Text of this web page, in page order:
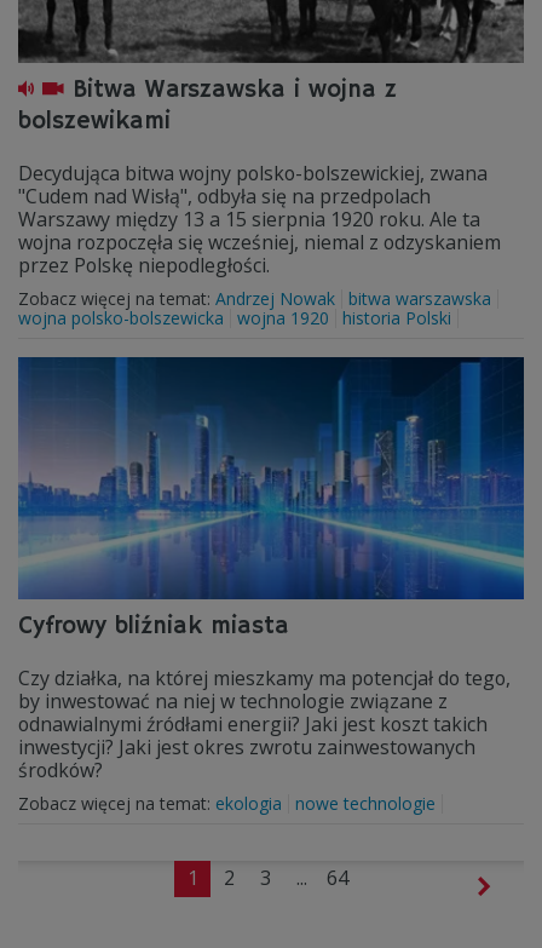
Bitwa Warszawska i wojna z
bolszewikami
Decydująca bitwa wojny polsko-bolszewickiej, zwana
"Cudem nad Wisłą", odbyła się na przedpolach
Warszawy między 13 a 15 sierpnia 1920 roku. Ale ta
wojna rozpoczęła się wcześniej, niemal z odzyskaniem
przez Polskę niepodległości.
Zobacz więcej na temat: Andrzej Nowak
bitwa warszawska
wojna polsko-bolszewicka
wojna 1920 historia Polski
Cyfrowy bliźniak miasta
Czy działka, na której mieszkamy ma potencjał do tego,
by inwestować na niej w technologie związane z
odnawialnymi źródłami energii? Jaki jest koszt takich
inwestycji? Jaki jest okres zwrotu zainwestowanych
środków?
Zobacz więcej na temat: ekologia nowe technologie
1 2 3 ... 64